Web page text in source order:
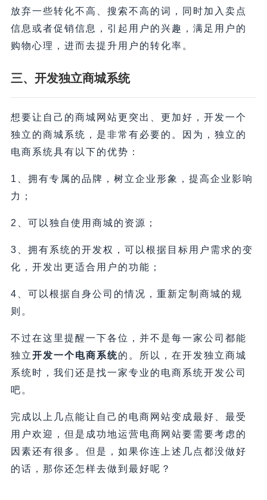
放弃一些转化不高、搜索不高的词，同时加入卖点
信息或者促销信息，引起用户的兴趣，满足用户的
购物心理，进而去提升用户的转化率。
三、开发独立商城系统
想要让自己的商城网站更突出、更加好，开发一个
独立的商城系统，是非常有必要的。因为，独立的
电商系统具有以下的优势：
1、拥有专属的品牌，树立企业形象，提高企业影响
力；
2、可以独自使用商城的资源；
3、拥有系统的开发权，可以根据目标用户需求的变
化，开发出更适合用户的功能；
4、可以根据自身公司的情况，重新定制商城的规
则。
不过在这里提醒一下各位，并不是每一家公司都能
独立开发一个电商系统的。所以，在开发独立商城
系统时，我们还是找一家专业的电商系统开发公司
吧。
完成以上几点能让自己的电商网站变成最好、最受
用户欢迎，但是成功地运营电商网站要需要考虑的
因素还有很多。但是，如果你连上述几点都没做好
的话，那你还怎样去做到最好呢？